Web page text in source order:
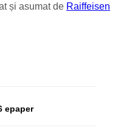
și asumat de Raiffeisen
epaper